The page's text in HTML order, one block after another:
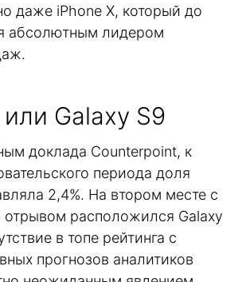
даже iPhone X, который до
абсолютным лидером
Galaxy S9
доклада Counterpoint, к
периода доля
2,4%. На втором месте с
расположился Galaxy
в топе рейтинга с
прогнозов аналитиков